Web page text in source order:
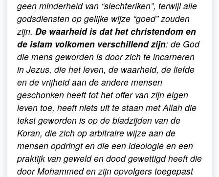
geen minderheid van “slechteriken”, terwijl alle
godsdiensten op gelijke wijze “goed” zouden
zijn. De waarheid is dat het christendom en
de islam volkomen verschillend zijn: de God
die mens geworden is door zich te incarneren
in Jezus, die het leven, de waarheid, de liefde
en de vrijheid aan de andere mensen
geschonken heeft tot het offer van zijn eigen
leven toe, heeft niets uit te staan met Allah die
tekst geworden is op de bladzijden van de
Koran, die zich op arbitraire wijze aan de
mensen opdringt en die een ideologie en een
praktijk van geweld en dood gewettigd heeft die
door Mohammed en zijn opvolgers toegepast